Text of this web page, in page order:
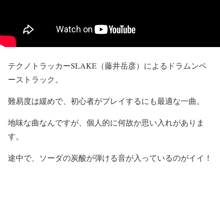
テクノトラッカーSLAKE（藤井岳彦）によるドラムンベ
ーストラック。
難易度は緩めで、初心者がプレイするにも最適な一曲。
地味な曲なんですが、個人的に何故か思い入れがありま
す。
途中で、ソーダの炭酸が弾ける音が入っているのがイイ！